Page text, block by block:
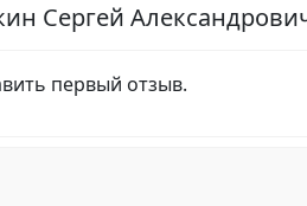
Сергей
первый отзыв.